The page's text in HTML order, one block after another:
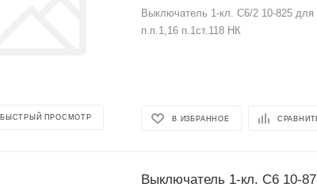
БЫСТРЫЙ ПРОСМОТР
Выключатель 1-кл. С6/2 10-825
п.п.1,16 п.1ст.118 НК
В ИЗБРАННОЕ
Выключатель 1-кл. С6 10-